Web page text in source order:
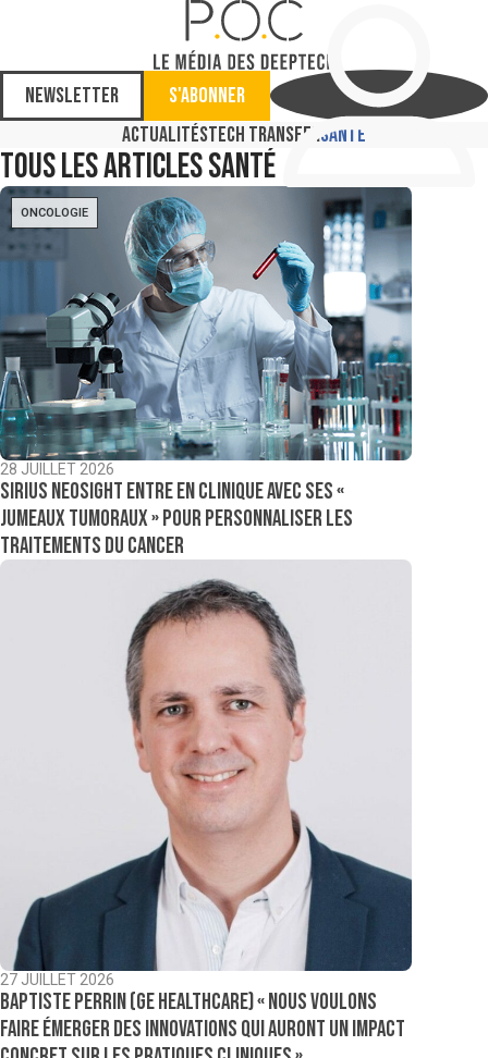
Newsletter
S'abonner
ActualitésTech TransferSanté
Tous les articlesSanté
ONCOLOGIE
28 JUILLET 2026
Sirius NeoSight entre en clinique avec ses «
jumeaux tumoraux » pour personnaliser les
traitements du cancer
27 JUILLET 2026
Baptiste Perrin (GE Healthcare) « Nous voulons
faire émerger des innovations qui auront un impact